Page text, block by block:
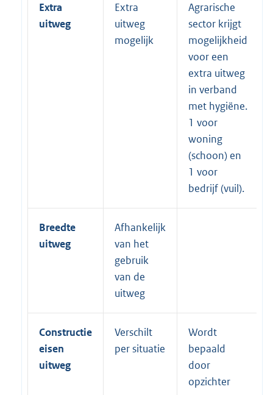
Extra
uitweg
Extra
uitweg
mogelijk
Agrarische
sector krijgt
mogelijkheid
voor een
extra uitweg
in verband
met hygiëne.
1 voor
woning
(schoon) en
1 voor
bedrijf (vuil).
Breedte
uitweg
Afhankelijk
van het
gebruik
van de
uitweg
Constructie
eisen
uitweg
Verschilt
per situatie
Wordt
bepaald
door
opzichter